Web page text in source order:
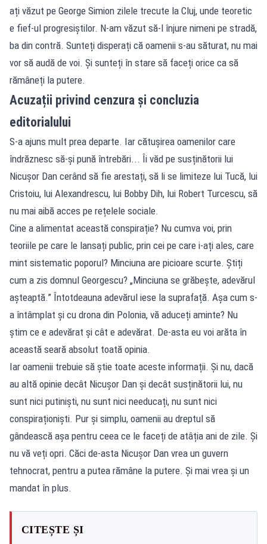
ați văzut pe George Simion zilele trecute la Cluj, unde teoretic
e fief-ul progresiștilor. N-am văzut să-l înjure nimeni pe stradă,
ba din contră. Sunteți disperați că oamenii s-au săturat, nu mai
vor să audă de voi. Și sunteți în stare să faceți orice ca să
rămâneți la putere.
Acuzații privind cenzura și concluzia
editorialului
S-a ajuns mult prea departe. Iar cătușirea oamenilor care
îndrăznesc să-și pună întrebări... Îi văd pe susținătorii lui
Nicușor Dan cerând să fie arestați, să li se limiteze lui Tucă, lui
Cristoiu, lui Alexandrescu, lui Bobby Dih, lui Robert Turcescu, să
nu mai aibă acces pe rețelele sociale.
Cine a alimentat această conspirație? Nu cumva voi, prin
teoriile pe care le lansați public, prin cei pe care i-ați ales, care
mint sistematic poporul? Minciuna are picioare scurte. Știți
cum a zis domnul Georgescu? „Minciuna se grăbește, adevărul
așteaptă.” Întotdeauna adevărul iese la suprafață. Așa cum s-
a întâmplat și cu drona din Polonia, vă aduceți aminte? Nu
știm ce e adevărat și cât e adevărat. De-asta eu voi arăta în
această seară absolut toată opinia.
Iar oamenii trebuie să știe toate aceste informații. Și nu, dacă
au altă opinie decât Nicușor Dan și decât susținătorii lui, nu
sunt nici putiniști, nu sunt nici needucați, nu sunt nici
conspiraționiști. Pur și simplu, oamenii au dreptul să
gândească așa pentru ceea ce le faceți de atâția ani de zile. Și
nu vă veți opri. Căci de-asta Nicușor Dan vrea un guvern
tehnocrat, pentru a putea rămâne la putere. Și mai vrea și un
mandat în plus.
CITEȘTE ȘI